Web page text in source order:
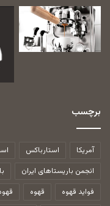
برچسب
آمریکا استارباکس
انجمن باریستاهای ایران
فواید قهوه
قهوه